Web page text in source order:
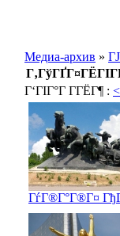
Медиа-архив »
Г‘ГІГ°Г Г­ГЁГ¶ :
ГѓГ®Г°Г®Г¤